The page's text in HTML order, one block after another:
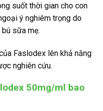
suốt thời gian cho con
ý nghiêm trọng do
sữa mẹ.
Faslodex lên khả năng
nghiên cứu.
50mg/ml bao